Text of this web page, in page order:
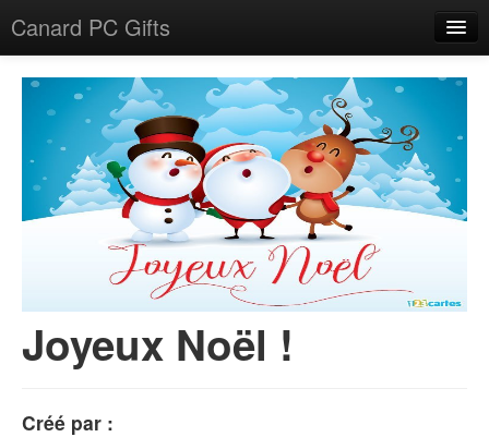
Canard PC Gifts
F.A.Q.
Connexion
Joyeux Noël !
Créé par :